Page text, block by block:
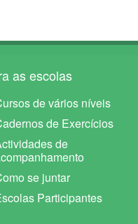
as escolas
de vários níveis
de Exercícios
de
se juntar
Participantes